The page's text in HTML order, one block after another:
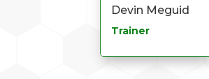
Devin Meguid
Trainer